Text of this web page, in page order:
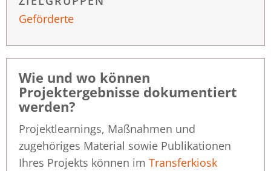
Geförderte
Wie und wo können
Projektergebnisse dokumentiert
werden?
Projektlearnings, Maßnahmen und
zugehöriges Material sowie Publikationen
Ihres Projekts können im Transferkiosk